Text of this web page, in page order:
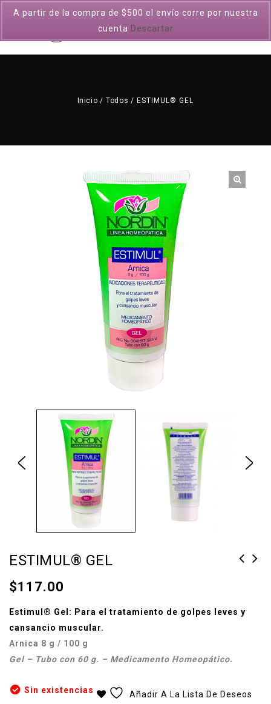
Inicio /Todos / ESTIMUL® GEL
ESTIMUL® GEL
$117.00
Estimul® Gel: Para el tratamiento de golpes leves y
cansancio muscular.
Arnica 8 g / 100 g
Gel – Tubo con 60 g. – Medicamento Homeopático.
Sin existencias Añadir A La Lista De Deseos
A partir de la compra de $500 el envío corre por nuestra
cuenta Descartar